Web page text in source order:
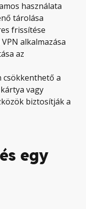
használata
tárolása
frissítése
alkalmazása
az
csökkenthető a
vagy
biztosítják a
egy